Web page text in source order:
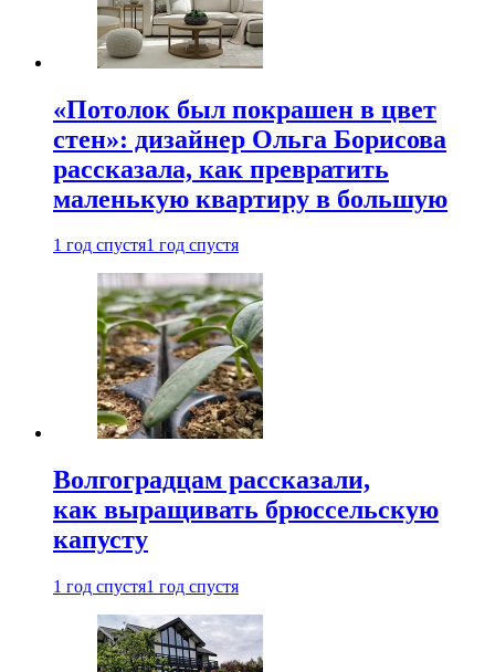
«Потолок был покрашен в цвет
стен»: дизайнер Ольга Борисова
рассказала, как превратить
маленькую квартиру в большую
1 год спустя1 год спустя
Волгоградцам рассказали,
как выращивать брюссельскую
капусту
1 год спустя1 год спустя